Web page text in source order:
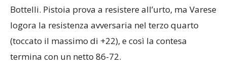
Bottelli. Pistoia prova a resistere all’urto, ma Varese
logora la resistenza avversaria nel terzo quarto
(toccato il massimo di +22), e così la contesa
termina con un netto 86-72.